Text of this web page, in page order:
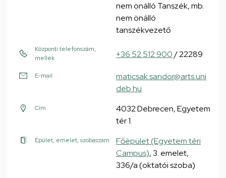
nem önálló Tanszék, mb.
nem önálló
tanszékvezető
Központi telefonszám,
mellék
+36 52 512 900/ 22289
E-mail
maticsak.sandor@arts.uni
deb.hu
Cím
4032 Debrecen, Egyetem
tér 1.
Épület, emelet, szobaszám
Főépület (Egyetem téri
Campus), 3. emelet,
336/a (oktatói szoba)